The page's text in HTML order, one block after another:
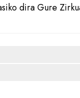
dira Gure